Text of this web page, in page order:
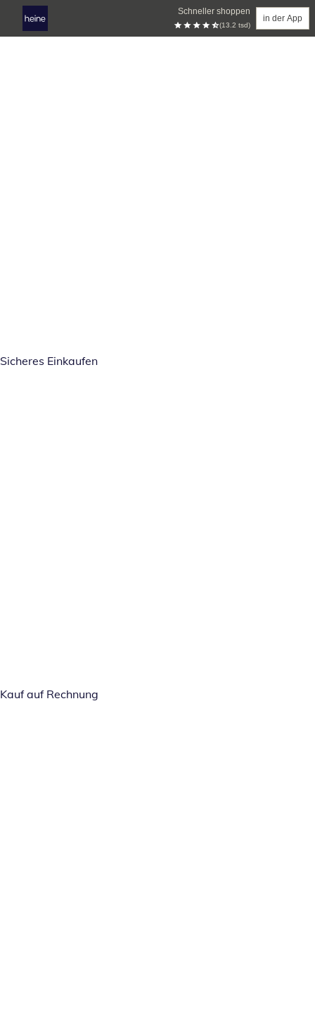
Schneller shoppen
(13.2 tsd)
in der App
Sicheres Einkaufen
Kauf auf Rechnung